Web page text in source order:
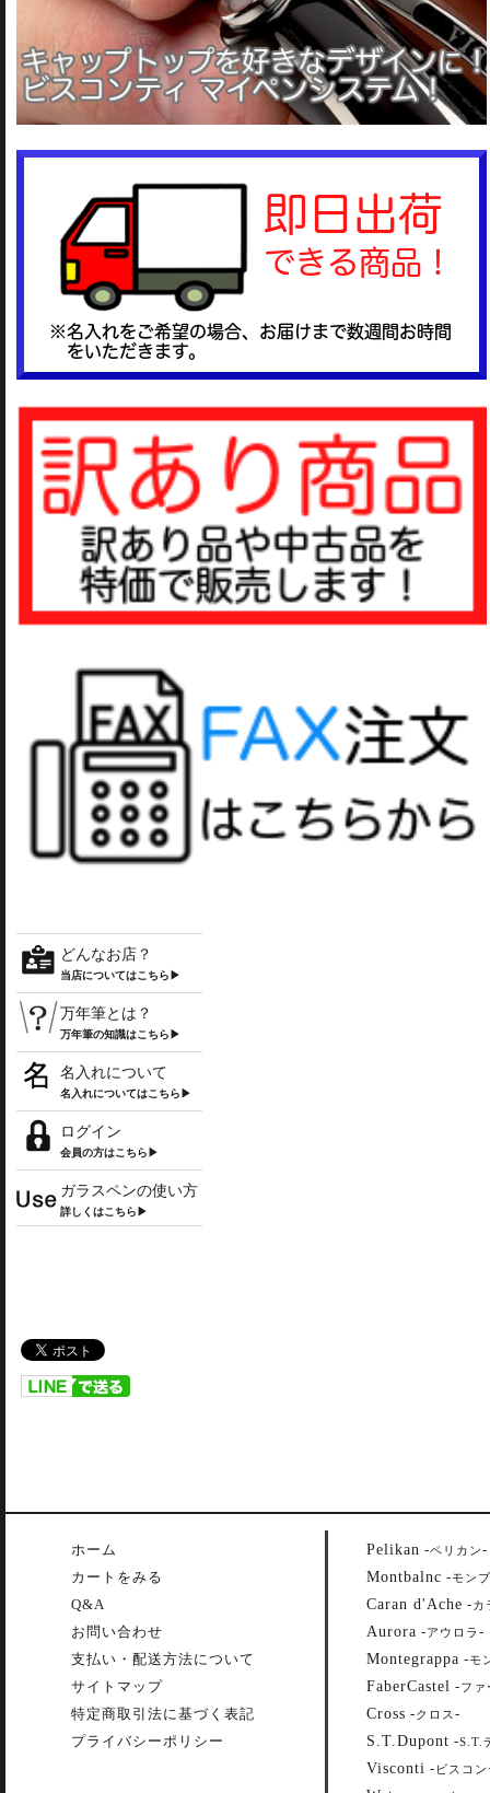
どんなお店？
当店についてはこちら▶
万年筆とは？
万年筆の知識はこちら▶
名入れについて
名入れについてはこちら▶
ログイン
会員の方はこちら▶
ガラスペンの使い方
詳しくはこちら▶
ホーム
カートをみる
Q&A
お問い合わせ
支払い・配送方法について
サイトマップ
特定商取引法に基づく表記
プライバシーポリシー
Pelikan -ペリカン-
Montbalnc -モン
Caran d'Ache -カ
Aurora -アウロラ -
Montegrappa -モ
FaberCastel -ファ
Cross -クロス -
S.T.Dupont -S.T.
Visconti - ビスコ